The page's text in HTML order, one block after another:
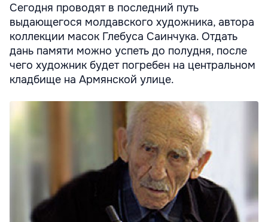
Сегодня проводят в последний путь
выдающегося молдавского художника, автора
коллекции масок Глебуса Саинчука. Отдать
дань памяти можно успеть до полудня, после
чего художник будет погребен на центральном
кладбище на Армянской улице.